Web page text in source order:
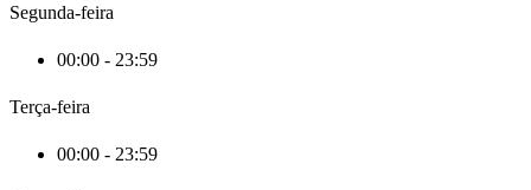
Segunda-feira
00:00 - 23:59
Terça-feira
00:00 - 23:59